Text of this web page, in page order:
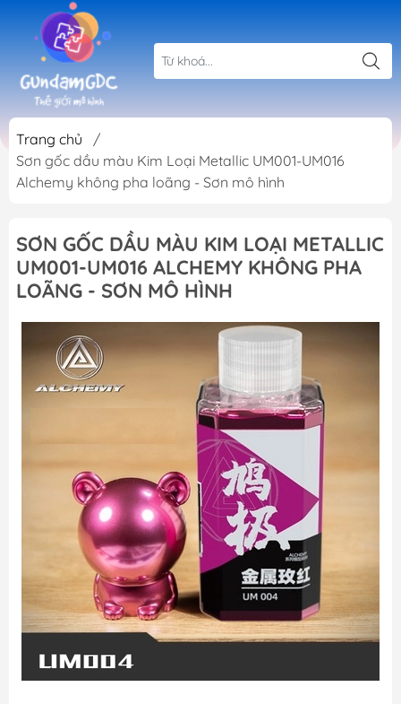
Trang chủ
/
Sơn gốc dầu màu Kim Loại Metallic UM001-UM016
Alchemy không pha loãng - Sơn mô hình
SƠN GỐC DẦU MÀU KIM LOẠI METALLIC
UM001-UM016 ALCHEMY KHÔNG PHA
LOÃNG - SƠN MÔ HÌNH